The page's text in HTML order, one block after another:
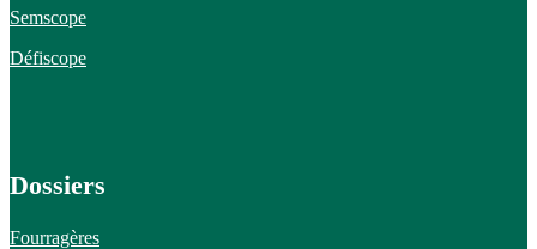
Semscope
Défiscope
Dossiers
Fourragères